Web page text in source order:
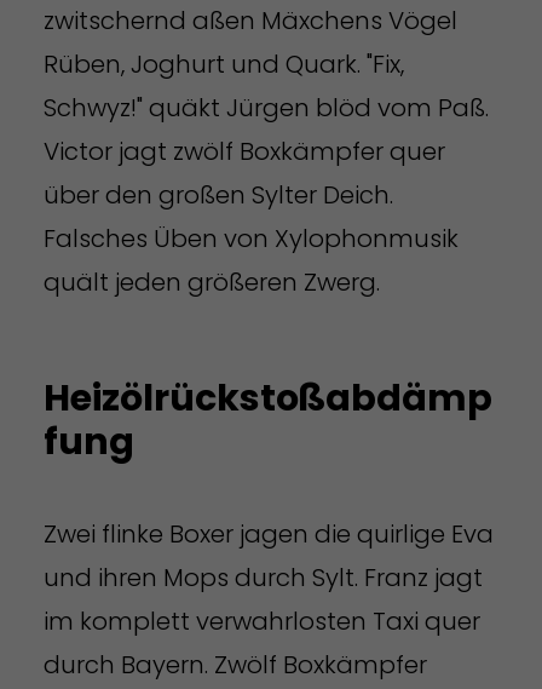
zwitschernd aßen Mäxchens Vögel
Rüben, Joghurt und Quark. "Fix,
Schwyz!" quäkt Jürgen blöd vom Paß.
Victor jagt zwölf Boxkämpfer quer
über den großen Sylter Deich.
Falsches Üben von Xylophonmusik
quält jeden größeren Zwerg.
Heizölrückstoßabdämp
fung
Zwei flinke Boxer jagen die quirlige Eva
und ihren Mops durch Sylt. Franz jagt
im komplett verwahrlosten Taxi quer
durch Bayern. Zwölf Boxkämpfer